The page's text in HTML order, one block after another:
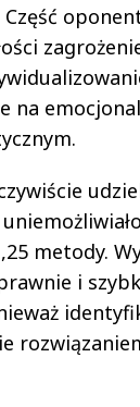
na
metody.
i